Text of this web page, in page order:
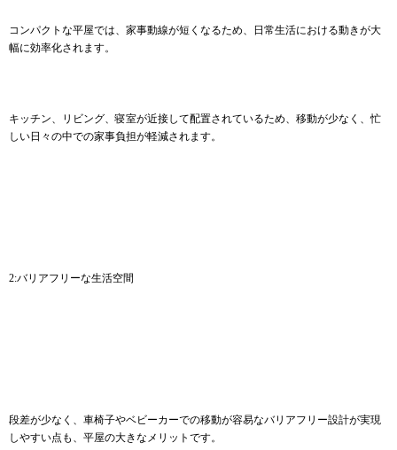
コンパクトな平屋では、家事動線が短くなるため、日常生活における動きが大
幅に効率化されます。
キッチン、リビング、寝室が近接して配置されているため、移動が少なく、忙
しい日々の中での家事負担が軽減されます。
2:バリアフリーな生活空間
段差が少なく、車椅子やベビーカーでの移動が容易なバリアフリー設計が実現
しやすい点も、平屋の大きなメリットです。